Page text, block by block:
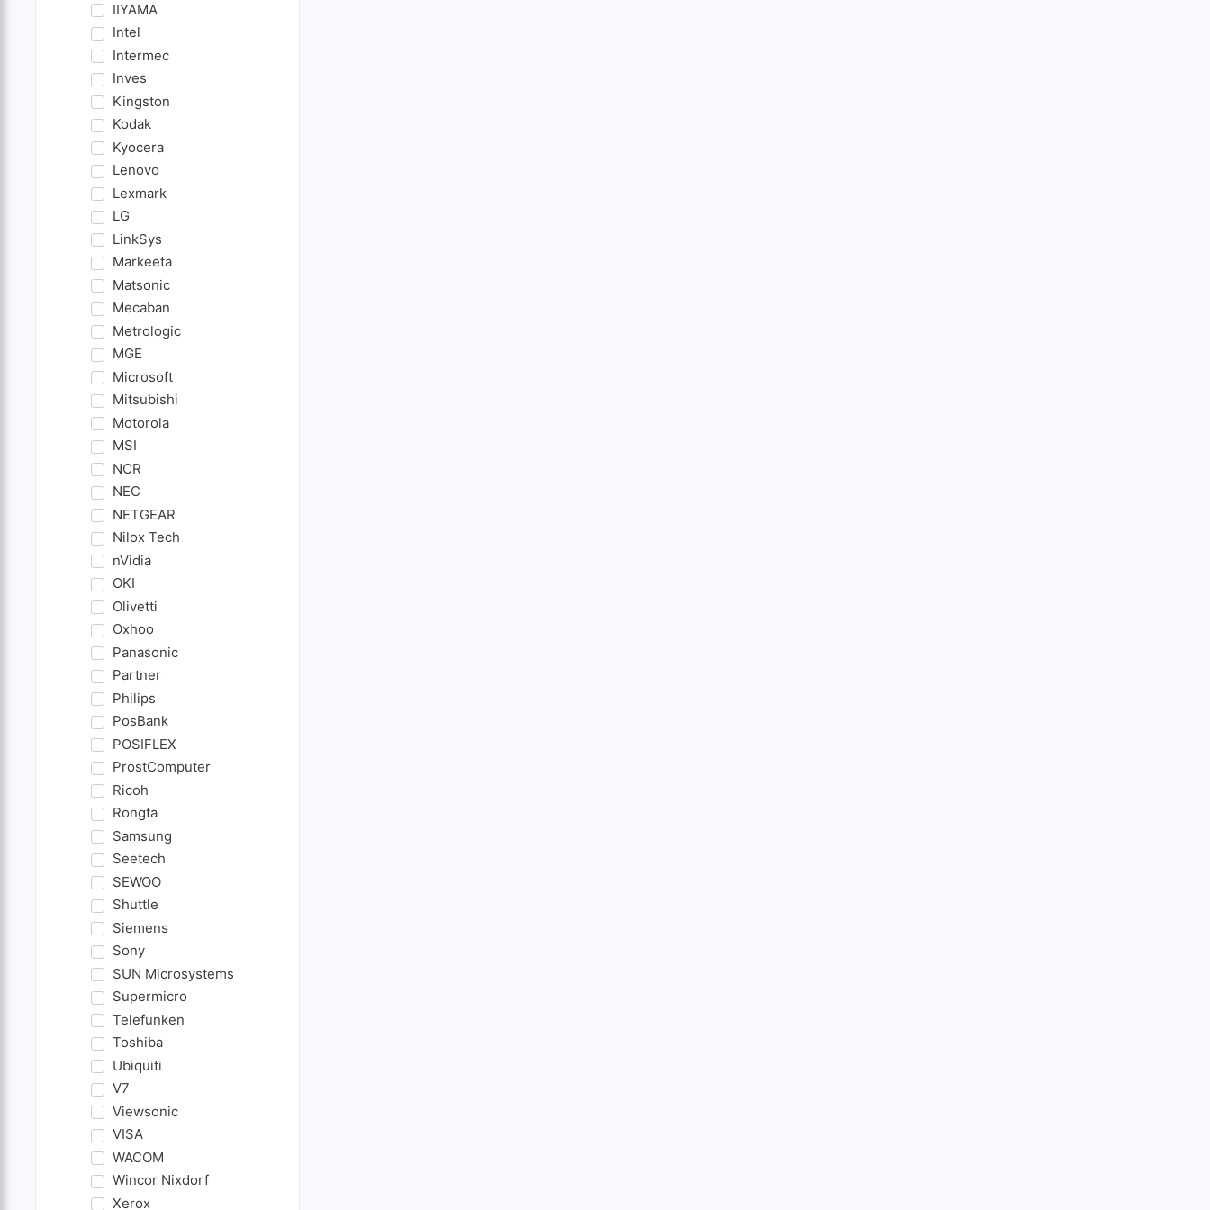
IIYAMA
Intel
Intermec
Inves
Kingston
Kodak
Kyocera
Lenovo
Lexmark
LG
LinkSys
Markeeta
Matsonic
Mecaban
Metrologic
MGE
Microsoft
Mitsubishi
Motorola
MSI
NCR
NEC
NETGEAR
Nilox Tech
nVidia
OKI
Olivetti
Oxhoo
Panasonic
Partner
Philips
PosBank
POSIFLEX
ProstComputer
Ricoh
Rongta
Samsung
Seetech
SEWOO
Shuttle
Siemens
Sony
SUN Microsystems
Supermicro
Telefunken
Toshiba
Ubiquiti
V7
Viewsonic
VISA
WACOM
Wincor Nixdorf
Xerox